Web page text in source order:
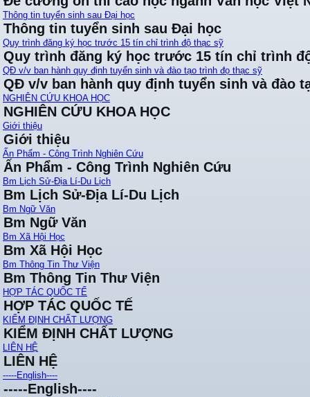
Thông tin tuyển sinh sau Đại học
Thông tin tuyển sinh sau Đại học
Quy trình đăng ký học trước 15 tín chỉ trình độ thạc sỹ
Quy trình đăng ký học trước 15 tín chỉ trình
QĐ v/v ban hành quy định tuyển sinh và đào tạo trình đọ thạc sỹ
QĐ v/v ban hành quy định tuyển sinh và đào
NGHIÊN CỨU KHOA HỌC
NGHIÊN CỨU KHOA HỌC
Giới thiệu
Giới thiệu
Ấn Phẩm - Công Trình Nghiên Cứu
Ấn Phẩm - Công Trình Nghiên Cứu
Bm Lịch Sử-Địa Lí-Du Lịch
Bm Lịch Sử-Địa Lí-Du Lịch
Bm Ngữ Văn
Bm Ngữ Văn
Bm Xã Hội Học
Bm Xã Hội Học
Bm Thông Tin Thư Viện
Bm Thông Tin Thư Viện
HỢP TÁC QUỐC TẾ
HỢP TÁC QUỐC TẾ
KIỂM ĐỊNH CHẤT LƯỢNG
KIỂM ĐỊNH CHẤT LƯỢNG
LIÊN HỆ
LIÊN HỆ
-----English----
-----English----